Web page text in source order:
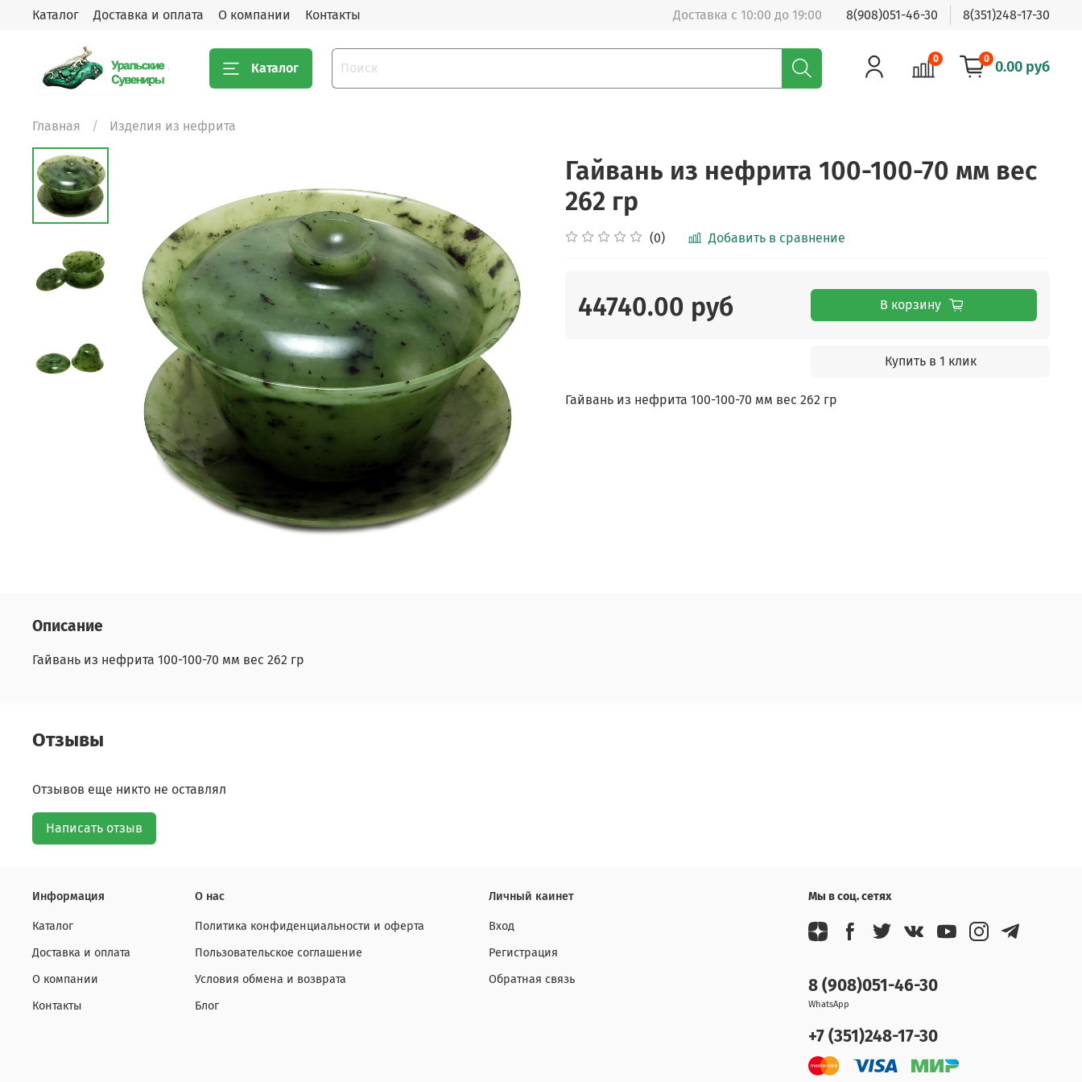
Каталог Доставка и оплата О компании Контакты Доставка с 10:00 до 19:00 8(908)051-46-30 8(351)248-17-30
Каталог
0 0 0.00 руб
Главная Изделия из нефрита
Гайвань из нефрита 100-100-70 мм вес
262 гр
(0) Добавить в сравнение
44740.00 руб В корзину
Купить в 1 клик
Гайвань из нефрита 100-100-70 мм вес 262 гр
Описание
Гайвань из нефрита 100-100-70 мм вес 262 гр
Отзывы
Отзывов еще никто не оставлял
Написать отзыв
Информация
Каталог
Доставка и оплата
О компании
Контакты
О нас
Политика конфиденциальности и оферта
Пользовательское соглашение
Условия обмена и возврата
Блог
Личный каинет
Вход
Регистрация
Обратная связь
Мы в соц. сетях
8 (908)051-46-30
WhatsApp
+7 (351)248-17-30